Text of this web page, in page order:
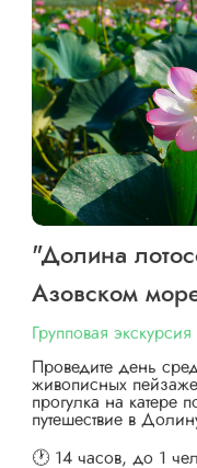
"Долина
Азовском
Групповая экскурсия
Проведите день
живописных
прогулка на катере
путешествие в
🕐 14 часов, до 1 чел.